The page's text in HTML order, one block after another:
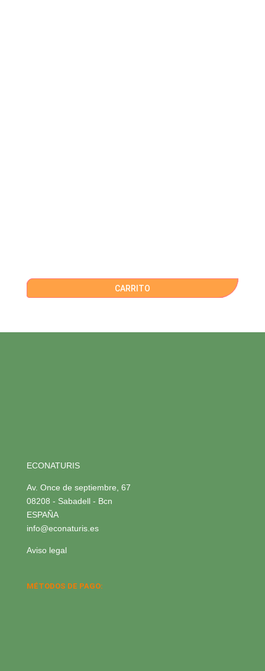
CARRITO
ECONATURIS
Av. Once de septiembre, 67
08208 - Sabadell - Bcn
ESPAÑA
info@econaturis.es
Aviso legal
MÉTODOS DE PAGO: